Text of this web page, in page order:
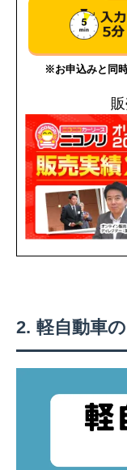
※お申込みと同
軽自動車